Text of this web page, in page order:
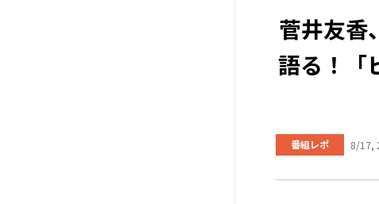
菅井友香
語る！「
番組レポ 8/17,